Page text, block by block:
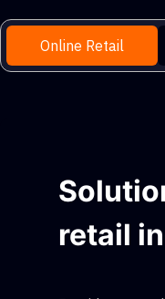
Online Retail
retail